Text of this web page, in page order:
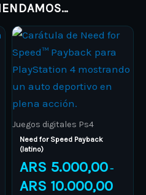
12.000,00
19.000,00
Juegos digitales Ps4
Need for Speed Payback
(latino)
ARS 5.000,00 –
ARS 10.000,00
range:
ARS
ARS
This
product
has
multiple
variants.
The
options
may
be
chosen